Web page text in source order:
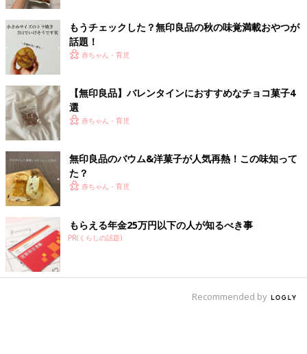
出典：Instagramアカウント「kh_muji」
ュマロは中のこしあんがなめらかで甘くて美味しいんだそう。桜
のひとくち大福は桜餅みたいで、美味しくておすすめなんだと
か。どちらも食べてみたいですね！
今年も待ってました！桜まんじゅう
もうチェックした？無印良品の秋の味覚満載おやつが
話題！
赤ちゃん・育児
【無印良品】バレンタインにおすすめなチョコ菓子4
選
赤ちゃん・育児
無印良品のバウム&洋菓子が人気再熱！この味知って
た？
赤ちゃん・育児
もらえる年金25万円以下の人が知るべき事
PR(くらしの話題)
Recommended by